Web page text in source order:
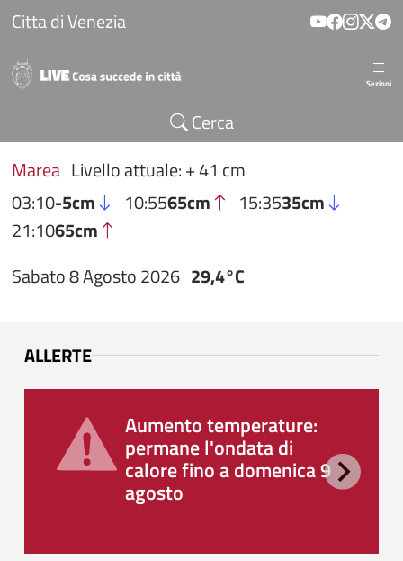
Salta al contenuto principale
Citta di Venezia
Sezioni
Cerca
Marea Livello attuale: + 41 cm
03:10-5cm 10:5565cm 15:3535cm
21:1065cm
Sabato 8 Agosto 2026 29,4°C
ALLERTE
Aumento temperature:
permane l'ondata di
calore fino a domenica 9
agosto